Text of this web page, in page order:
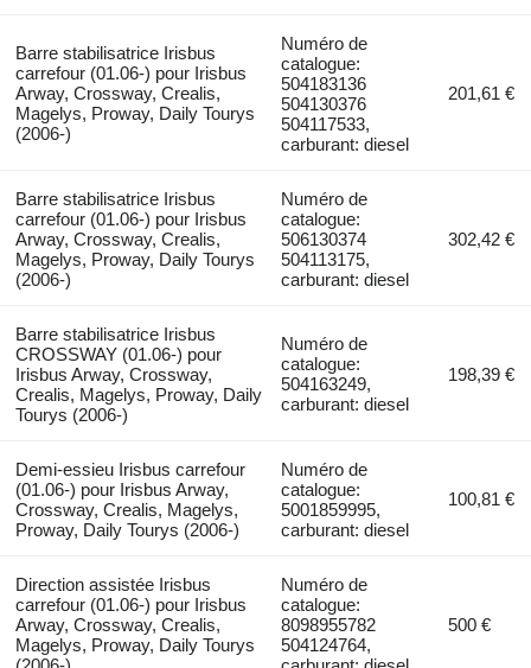
Barre stabilisatrice Irisbus
carrefour (01.06-) pour Irisbus
Arway, Crossway, Crealis,
Magelys, Proway, Daily Tourys
(2006-)
Numéro de
catalogue:
504183136
504130376
504117533,
carburant: diesel
201,61 €
Barre stabilisatrice Irisbus
carrefour (01.06-) pour Irisbus
Arway, Crossway, Crealis,
Magelys, Proway, Daily Tourys
(2006-)
Numéro de
catalogue:
506130374
504113175,
carburant: diesel
302,42 €
Barre stabilisatrice Irisbus
CROSSWAY (01.06-) pour
Irisbus Arway, Crossway,
Crealis, Magelys, Proway, Daily
Tourys (2006-)
Numéro de
catalogue:
504163249,
carburant: diesel
198,39 €
Demi-essieu Irisbus carrefour
(01.06-) pour Irisbus Arway,
Crossway, Crealis, Magelys,
Proway, Daily Tourys (2006-)
Numéro de
catalogue:
5001859995,
carburant: diesel
100,81 €
Direction assistée Irisbus
carrefour (01.06-) pour Irisbus
Arway, Crossway, Crealis,
Magelys, Proway, Daily Tourys
Numéro de
catalogue:
8098955782
504124764,
500 €